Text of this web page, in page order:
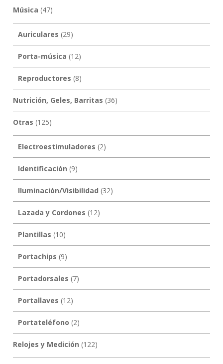
Música (47)
Auriculares (29)
Porta-música (12)
Reproductores (8)
Nutrición, Geles, Barritas (36)
Otras (125)
Electroestimuladores (2)
Identificación (9)
Iluminación/Visibilidad (32)
Lazada y Cordones (12)
Plantillas (10)
Portachips (9)
Portadorsales (7)
Portallaves (12)
Portateléfono (2)
Relojes y Medición (122)